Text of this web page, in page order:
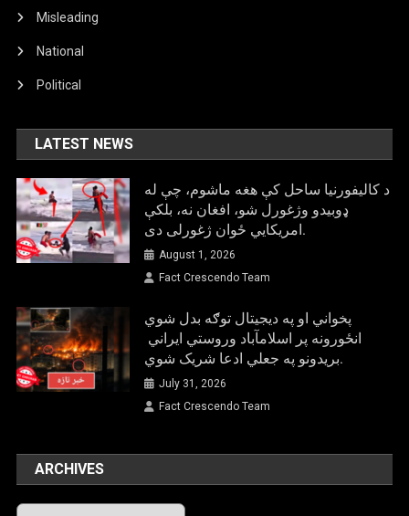
Misleading
National
Political
LATEST NEWS
د کالیفورنیا ساحل کې هغه ماشوم، چې له
ډوبیدو وژغورل شو، افغان نه، بلکې
امریکایي ځوان ژغورلی دی.
August 1, 2026
Fact Crescendo Team
پخواني او په دیجیتال توګه بدل شوي
انځورونه پر اسلامآباد وروستي ایراني
بريدونو په جعلي ادعا شریک شوي.
July 31, 2026
Fact Crescendo Team
ARCHIVES